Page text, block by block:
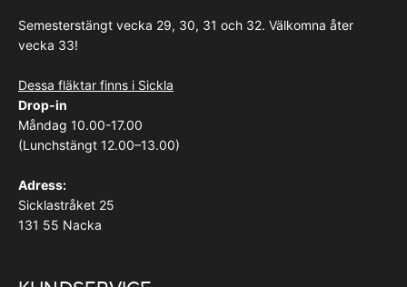
Semesterstängt vecka 29, 30, 31 och 32. Välkomna åter
vecka 33!
Dessa fläktar finns i Sickla
Drop-in
Måndag 10.00-17.00
(Lunchstängt 12.00–13.00)
Adress:
Sicklastråket 25
131 55 Nacka